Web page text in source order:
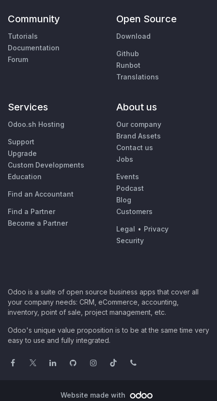
Community
Tutorials
Documentation
Forum
Open Source
Download
Github
Runbot
Translations
Services
Odoo.sh Hosting
Support
Upgrade
Custom Developments
Education
Find an Accountant
Find a Partner
Become a Partner
About us
Our company
Brand Assets
Contact us
Jobs
Events
Podcast
Blog
Customers
Legal • Privacy
Security
Odoo is a suite of open source business apps that cover all
your company needs: CRM, eCommerce, accounting,
inventory, point of sale, project management, etc.
Odoo's unique value proposition is to be at the same time very
easy to use and fully integrated.
Website made with